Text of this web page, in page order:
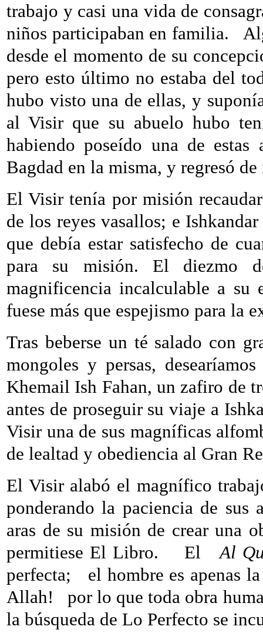
trabajo y casi una vida de
niños participaban en familia.
desde el momento de su
pero esto último no estaba del
hubo visto una de ellas, y
al Visir que su abuelo hubo
habiendo poseído una de
Bagdad en la misma, y regresó
El Visir tenía por misión
de los reyes vasallos; e
que debía estar satisfecho de
para su misión. El diezmo
magnificencia incalculable a su
fuese más que espejismo para la
Tras beberse un té salado con
mongoles y persas,
Khemail Ish Fahan, un zafiro de
antes de proseguir su viaje a
Visir una de sus magníficas
de lealtad y obediencia al Gran
El Visir alabó el magnífico
ponderando la paciencia de
aras de su misión de crear una
permitiese El Libro.
El
Al
perfecta;
el hombre es apenas
Allah!
por lo que toda obra
la búsqueda de Lo Perfecto se